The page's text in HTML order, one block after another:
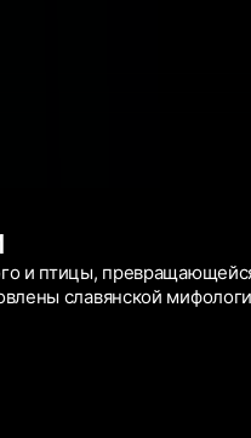
и птицы,
славянской